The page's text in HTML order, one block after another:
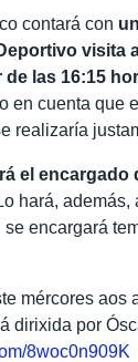
contará con
visita
las 16:15
en cuenta que
realizaría
el
hará,
encargará
mércores aos
dirixida por
8woc0n909K